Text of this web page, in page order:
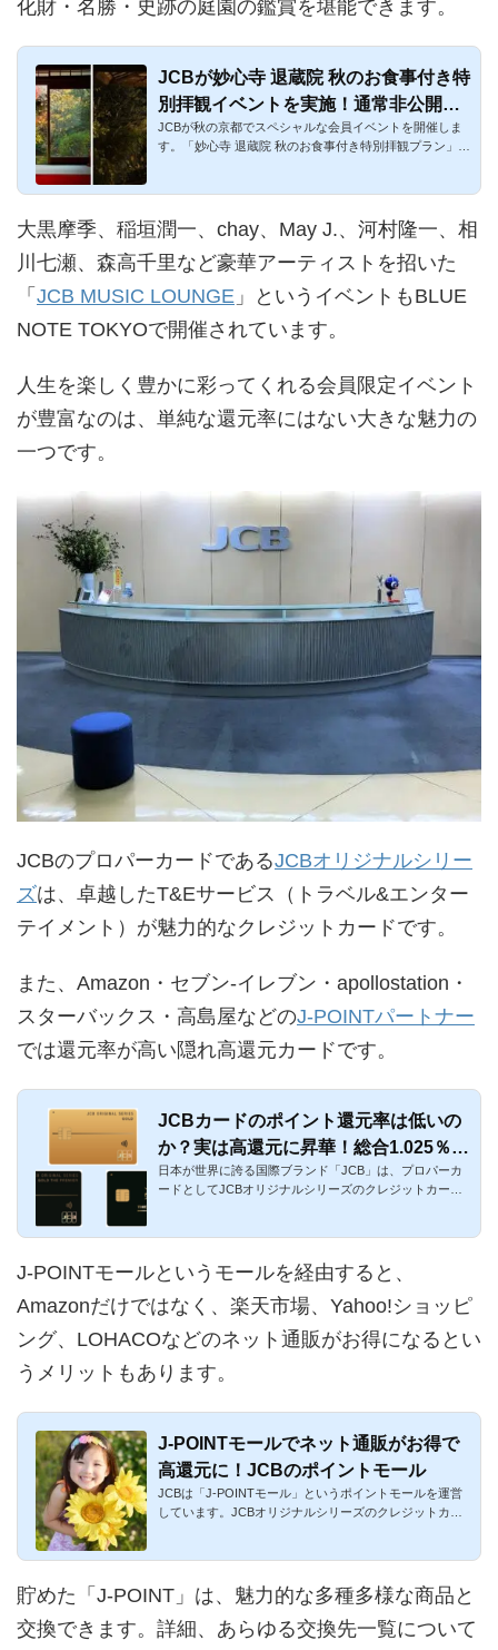
化財・名勝・史跡の庭園の鑑賞を堪能できます。
JCBが妙心寺 退蔵院 秋のお食事付き特
別拝観イベントを実施！通常非公開エ
リアも鑑賞可能！
JCBが秋の京都でスペシャルな会員イベントを開催しま
す。「妙心寺 退蔵院 秋のお食事付き特別拝観プラン」と
大黒摩季、稲垣潤一、chay、May J.、河村隆一、相
川七瀬、森高千里など豪華アーティストを招いた
「 JCB MUSIC LOUNGE 」というイベントもBLUE
NOTE TOKYOで開催されています。
人生を楽しく豊かに彩ってくれる会員限定イベント
が豊富なのは、単純な還元率にはない大きな魅力の
一つです。
JCBのプロパーカードであるJCBオリジナルシリー
ズは、卓越したT&Eサービス（トラベル&エンター
テイメント）が魅力的なクレジットカードです。
また、Amazon・セブン-イレブン・apollostation・
スターバックス・高島屋などのJ-POINTパートナー
では還元率が高い隠れ高還元カードです。
JCBカードのポイント還元率は低いの
か？実は高還元に昇華！総合1.025％還
元になった口コミ
日本が世界に誇る国際ブランド「JCB」は、プロパーカ
ードとしてJCBオリジナルシリーズのクレジットカード
J-POINTモールというモールを経由すると、
Amazonだけではなく、楽天市場、Yahoo!ショッピ
ング、LOHACOなどのネット通販がお得になるとい
うメリットもあります。
J-POINTモールでネット通販がお得で
高還元に！JCBのポイントモール
JCBは「J-POINTモール」というポイントモールを運営
しています。JCBオリジナルシリーズのクレジットカー
貯めた「J-POINT」は、魅力的な多種多様な商品と
交換できます。詳細、あらゆる交換先一覧について